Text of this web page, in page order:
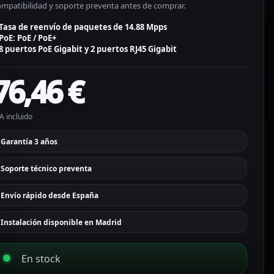
y soporte preventa antes de comprar.
de reenvío de paquetes de 14.88 Mpps
PoE / PoE+
puertos PoE Gigabit y 2 puertos RJ45 Gigabit
€
incluido
Garantía 3 años
Soporte técnico preventa
Envío rápido desde España
Instalación disponible en Madrid
En stock